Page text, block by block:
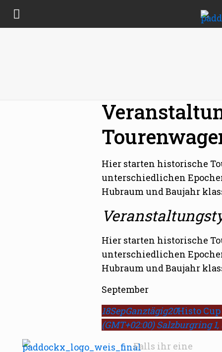
Hier starten historische
unterschiedlichen
Hubraum und Baujahr
Hier starten historische
unterschiedlichen
Hubraum und Baujahr
September
18SepGanztägig20Histo
(GMT+02:00) Salzburgring
Falls ihr eine